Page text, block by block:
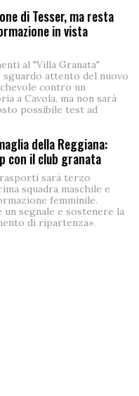
di Tesser, ma resta
in vista
al "Villa Granata"
attento del nuovo
contro un
a Cavola, ma non sarà
possibile test ad
della Reggiana:
con il club granata
sarà terzo
squadra maschile e
femminile.
segnale e sostenere la
di ripartenza».